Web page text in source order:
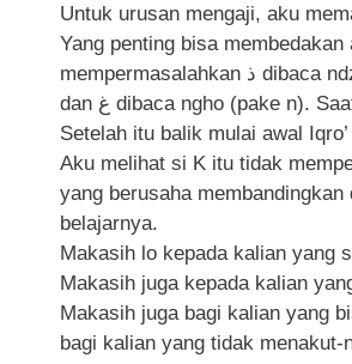
Untuk urusan mengaji, aku
Yang penting bisa
mempermasalahkan ذ dibaca ndza (pake N), ش dibaca syua, ض dan ظ masih dibaca sama, ع dibaca nga,
dan غ dibaca ngho (pake n). Saat ini, si K kurang tiga huruf lagi khatam pengenalan huruf hijaiyyahnya.
Setelah itu balik mulai awal
Aku melihat si K itu tidak
yang berusaha
belajarnya.
Makasih lo kepada kalian yang
Makasih juga kepada kalian
Makasih juga bagi kalian yang
bagi kalian yang tidak